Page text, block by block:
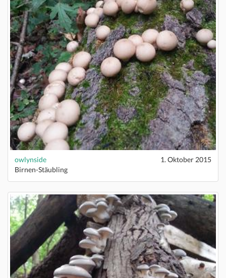
owlynside
1. Oktober 2015
Birnen-Stäubling